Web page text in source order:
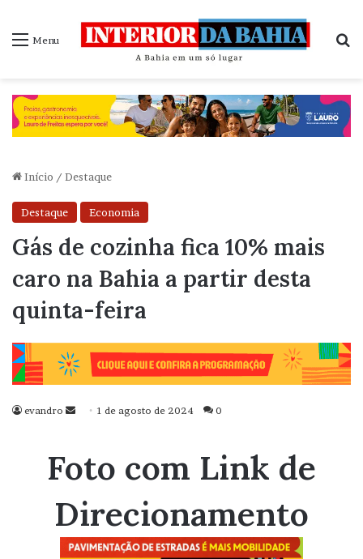
Menu
Início / Destaque
Destaque Economia
Gás de cozinha fica 10% mais
caro na Bahia a partir desta
quinta-feira
evandro
Mande
mail
1 de agosto de 2024 0
Foto com Link de
Direcionamento